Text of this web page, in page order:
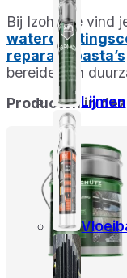
Lijmen
Bij Izohome vind
reparatiepasta’s
bereiden en
Producten in